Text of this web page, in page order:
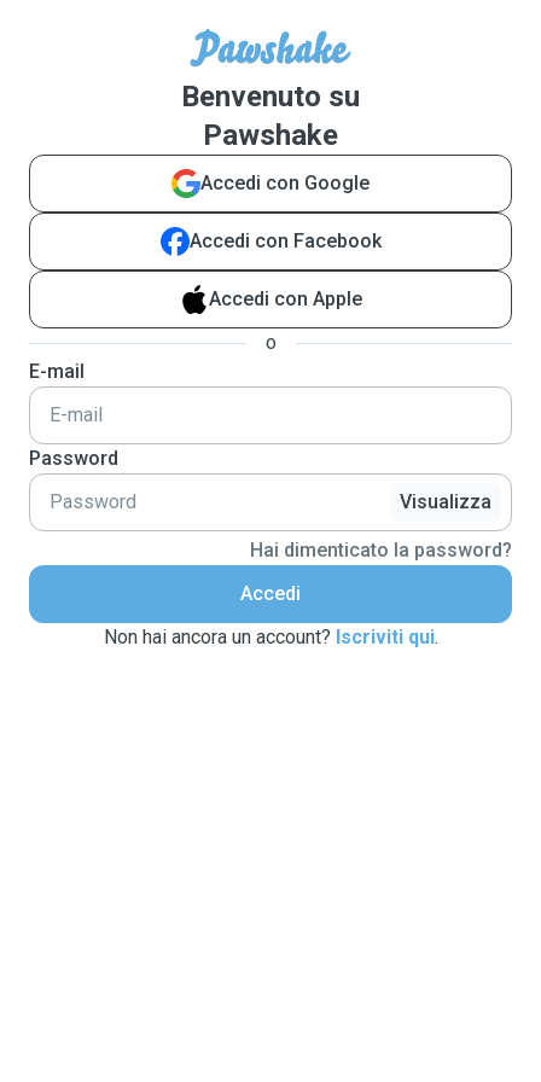
Benvenuto su
Pawshake
Accedi con Google
Accedi con Facebook
Accedi con Apple
o
E-mail
Password
Visualizza
Hai dimenticato la password?
Accedi
Non hai ancora un account? Iscriviti qui.